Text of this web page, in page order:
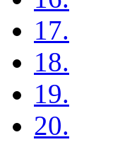
17.
18.
19.
20.